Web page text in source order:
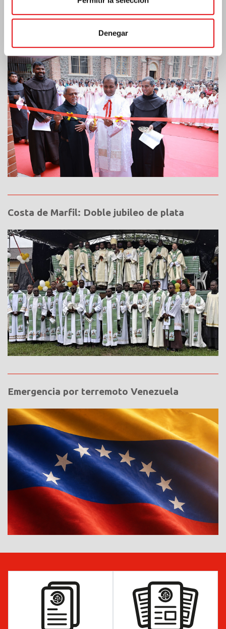
Denegar
India: Bendición e inauguración del «Lumen
Costa de Marfil: Doble jubileo de plata
Emergencia por terremoto Venezuela